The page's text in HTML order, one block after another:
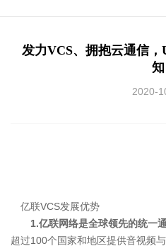
发力VCS、拥抱云通信
知
2020-
亿联VCS发展优势
1.亿联网络是全球领先的统一
超过100个国家和地区提供音视频